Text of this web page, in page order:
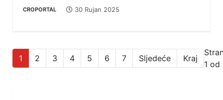
CROPORTAL 30 Rujan 2025
1 2 3 4 5 6 7 Sljedeće Kraj
1 od